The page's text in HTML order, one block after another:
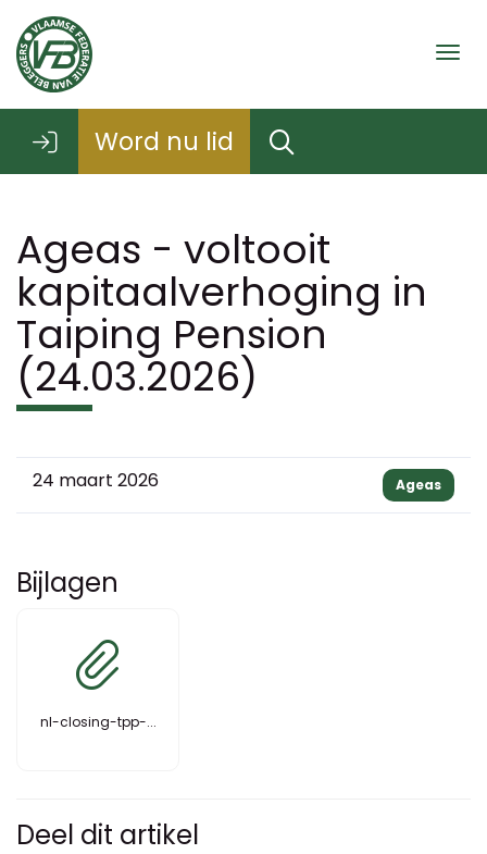
Word nu lid
Ageas - voltooit
kapitaalverhoging in
Taiping Pension
(24.03.2026)
24 maart 2026 Ageas
Bijlagen
nl-closing-tpp-...
Deel dit artikel